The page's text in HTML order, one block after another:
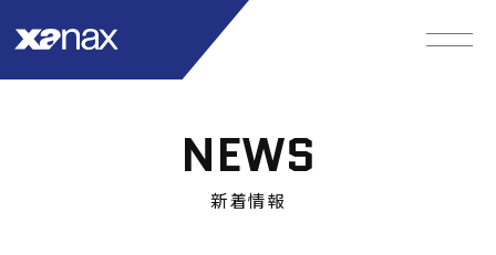
NEWS
新着情報